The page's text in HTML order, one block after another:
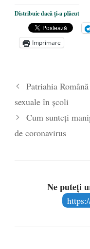
Dezvăluiri
președintele
Zelensky
-
Statul care
poetului
- 16 aprilie
Distribuie dacă ți-a plăcut
Imprimare
Patriahia
sexuale în școli
Cum sunteți
de coronavirus
Ne puteți